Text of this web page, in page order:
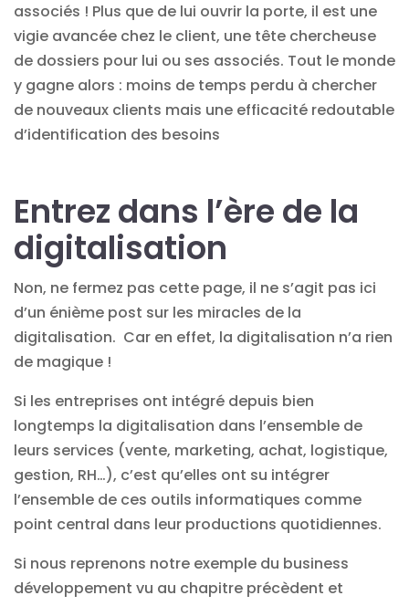
associés ! Plus que de lui ouvrir la porte, il est une
vigie avancée chez le client, une tête chercheuse
de dossiers pour lui ou ses associés. Tout le monde
y gagne alors : moins de temps perdu à chercher
de nouveaux clients mais une efficacité redoutable
d’identification des besoins
Entrez dans l’ère de la
digitalisation
Non, ne fermez pas cette page, il ne s’agit pas ici
d’un énième post sur les miracles de la
digitalisation. Car en effet, la digitalisation n’a rien
de magique !
Si les entreprises ont intégré depuis bien
longtemps la digitalisation dans l’ensemble de
leurs services (vente, marketing, achat, logistique,
gestion, RH…), c’est qu’elles ont su intégrer
l’ensemble de ces outils informatiques comme
point central dans leur productions quotidiennes.
Si nous reprenons notre exemple du business
développement vu au chapitre précèdent et